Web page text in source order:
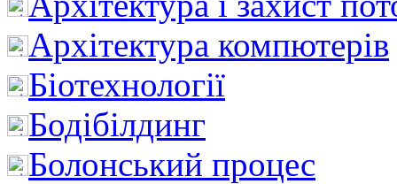
Архітектура компютерів
Біотехнології
Бодібілдинг
Болонський процес